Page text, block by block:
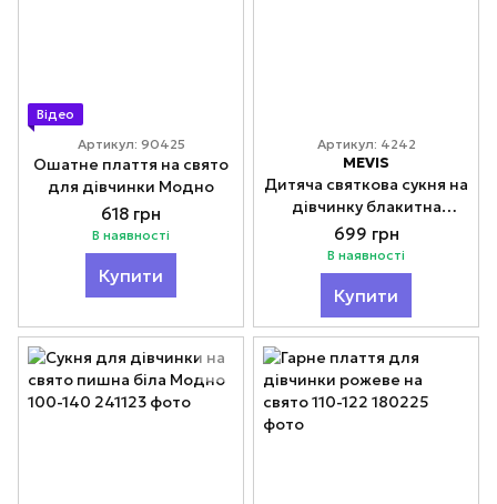
Відео
Артикул: 90425
Ошатне плаття на свято
для дівчинки Модно
618 грн
В наявності
Купити
Артикул: 4242
MEVIS
Дитяча святкова сукня на
дівчинку блакитна
Модно 98-116
699 грн
В наявності
Купити